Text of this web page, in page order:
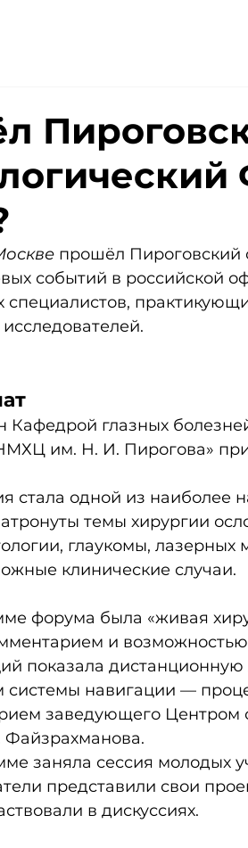
прошёл Пироговский
событий в российской
Кафедрой глазных
им. Н. И. Пирогова»
стала одной из наиболее
темы хирургии
глаукомы, лазерных
клинические случаи.
форума была «живая
и возможностью
показала
системы навигации —
заведующего Центром
Файзрахманова.
заняла сессия молодых
представили свои
в дискуссиях.